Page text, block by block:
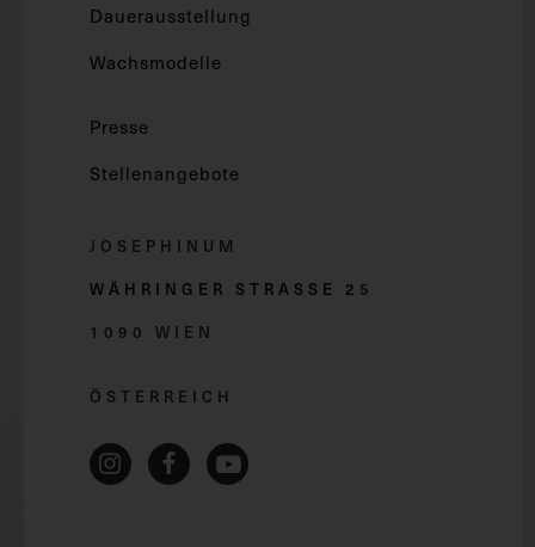
Dauerausstellung
Wachsmodelle
Presse
Stellenangebote
JOSEPHINUM
WÄHRINGER STRASSE 2 5
1090 WIEN
ÖSTERREICH